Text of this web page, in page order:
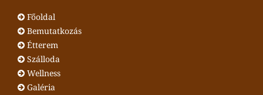
Főoldal
Bemutatkozás
Étterem
Szálloda
Wellness
Galéria